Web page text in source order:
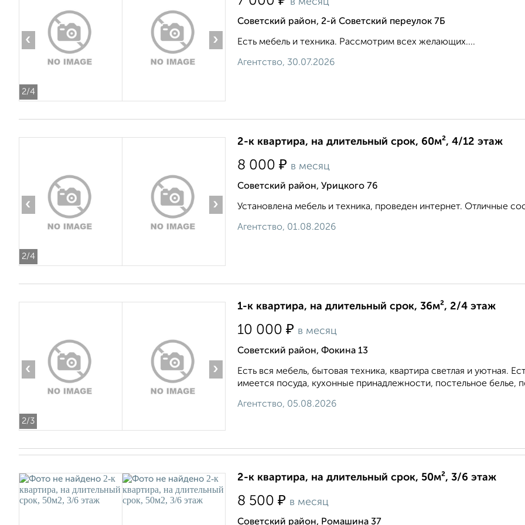
2/4
‹ ›
Советский район, 2-й Советский переулок 7Б
Есть мебель и техника. Рассмотрим всех желающих....
Агентство, 30.07.2026
2/4
‹ ›
2-к квартира, на длительный срок, 60м², 4/12 этаж
8 000 ₽ в месяц
Советский район, Урицкого 76
Установлена мебель и техника, проведен интернет. Отличные
Агентство, 01.08.2026
2/3
‹ ›
1-к квартира, на длительный срок, 36м², 2/4 этаж
10 000 ₽ в месяц
Советский район, Фокина 13
Есть вся мебель, бытовая техника, квартира светлая и уютная.
имеется посуда, кухонные принадлежности, постельное белье,
Агентство, 05.08.2026
2-к квартира, на длительный срок, 50м², 3/6 этаж
8 500 ₽ в месяц
Советский район, Ромашина 37